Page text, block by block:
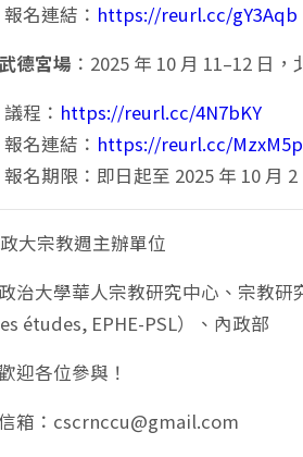
報名連結： https://reurl.cc/gY3Aqb
德宮場 ：2025 年 10 月 11–12 日，
議程： https://reurl.cc/4N7bKY
報名連結： https://reurl.cc/MzxM5p
報名期限：即日起至 2025 年 10 月
大宗教週主辦單位
治大學華人宗教研究中心、宗教
études, EPHE-PSL）、內政部
迎各位參與！
箱：cscrnccu@gmail.com